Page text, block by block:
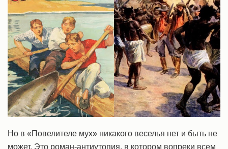
Но в «Повелителе мух» никакого веселья нет и быть не
может. Это роман-антиутопия, в котором вопреки всем